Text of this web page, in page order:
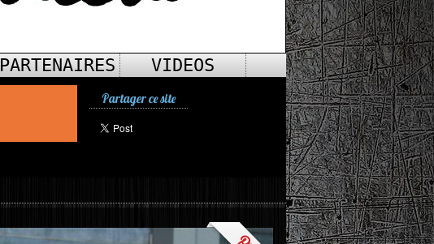
PARTENAIRES VIDEOS
Partager ce site